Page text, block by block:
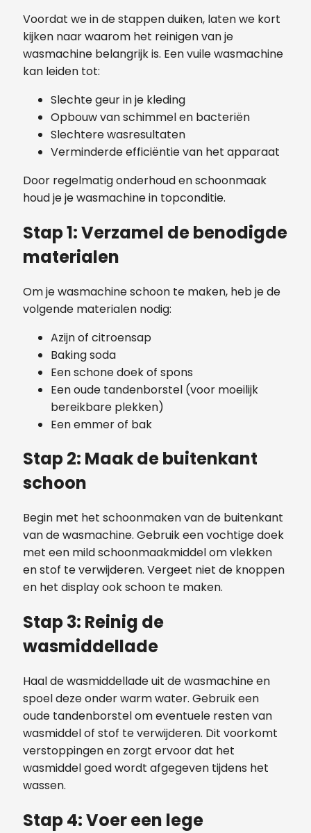
Voordat we in de stappen duiken, laten we kort
kijken naar waarom het reinigen van je
wasmachine belangrijk is. Een vuile wasmachine
kan leiden tot:
Slechte geur in je kleding
Opbouw van schimmel en bacteriën
Slechtere wasresultaten
Verminderde efficiëntie van het apparaat
Door regelmatig onderhoud en schoonmaak
houd je je wasmachine in topconditie.
Stap 1: Verzamel de benodigde
materialen
Om je wasmachine schoon te maken, heb je de
volgende materialen nodig:
Azijn of citroensap
Baking soda
Een schone doek of spons
Een oude tandenborstel (voor moeilijk
bereikbare plekken)
Een emmer of bak
Stap 2: Maak de buitenkant
schoon
Begin met het schoonmaken van de buitenkant
van de wasmachine. Gebruik een vochtige doek
met een mild schoonmaakmiddel om vlekken
en stof te verwijderen. Vergeet niet de knoppen
en het display ook schoon te maken.
Stap 3: Reinig de
wasmiddellade
Haal de wasmiddellade uit de wasmachine en
spoel deze onder warm water. Gebruik een
oude tandenborstel om eventuele resten van
wasmiddel of stof te verwijderen. Dit voorkomt
verstoppingen en zorgt ervoor dat het
wasmiddel goed wordt afgegeven tijdens het
wassen.
Stap 4: Voer een lege